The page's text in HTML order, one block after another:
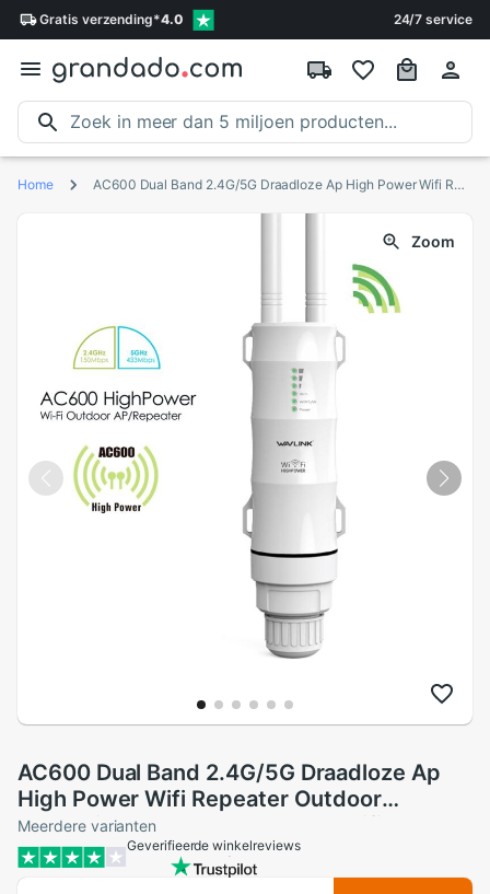
Gratis verzending*4.0 24/7 service
Home AC600 Dual Band 2.4G/5G Draadloze Ap High Power Wifi Repeater Outdoor Waterdichte Draadloze Router Wifi Extender met Buitenste Antenne
Zoom
AC600 Dual Band 2.4G/5G Draadloze Ap
High Power Wifi Repeater Outdoor
Waterdichte Draadloze Router Wifi
Extender met Buitenste Antenne
Meerdere varianten
Geverifieerde winkelreviews